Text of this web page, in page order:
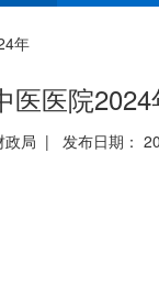
年
医医院
政局 | 发布日期：